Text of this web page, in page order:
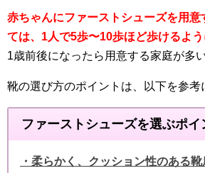
赤ちゃんにファーストシューズを用意
ては、1人で5歩〜10歩ほど歩けるよう
1歳前後になったら用意する家庭が多
靴の選び方のポイントは、以下を参考
ファーストシューズを選ぶポイ
・柔らかく、クッション性のある靴